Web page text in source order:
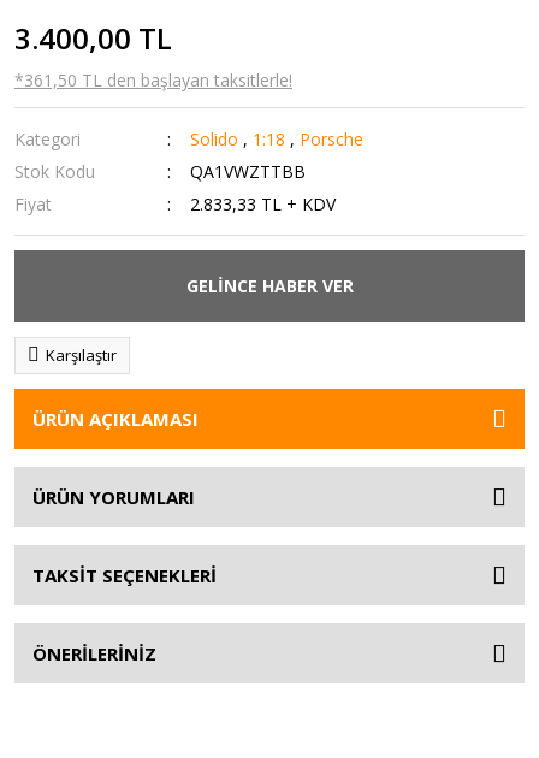
3.400,00 TL
*361,50 TL den başlayan taksitlerle!
Kategori Solido , 1:18 , Porsche
Stok Kodu
QA1VWZTTBB
Fiyat
2.833,33 TL + KDV
GELİNCE HABER VER
Karşılaştır
ÜRÜN AÇIKLAMASI
ÜRÜN YORUMLARI
TAKSİT SEÇENEKLERİ
ÖNERİLERİNİZ